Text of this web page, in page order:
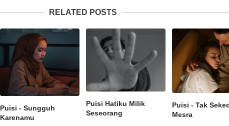
RELATED POSTS
Puisi - Sungguh
Karenamu
Puisi Hatiku Milik
Seseorang
Puisi - Tak
Mesra